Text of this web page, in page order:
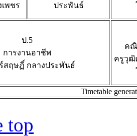
พชร
ประพันธ์
ป.5
การงานอาชีพ
สฤษฏิ์ กลางประพันธ์
คณิ
ครูวุฒิ
Timetable
top